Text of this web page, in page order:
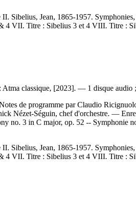
Sibelius, Jean, 1865-1957.
4 VII. Titre : Sibelius 3 et 4 VIII. Titre :
classique, [2023]. — 1 disque audio
de programme par Claudio
Nézet-Séguin, chef d'orchestre. —
no. 3 in C major, op. 52 --
Sibelius, Jean, 1865-1957.
4 VII. Titre : Sibelius 3 et 4 VIII. Titre :